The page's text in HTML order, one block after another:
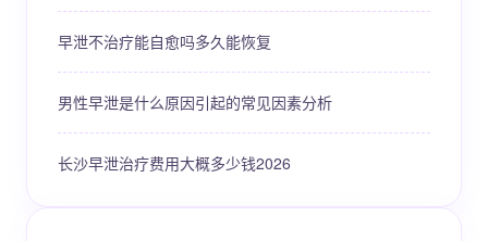
早泄不治疗能自愈吗多久能恢复
男性早泄是什么原因引起的常见因素分析
长沙早泄治疗费用大概多少钱2026